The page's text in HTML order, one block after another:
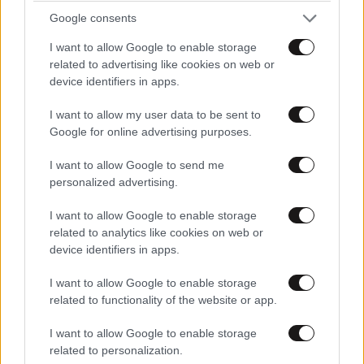
Google consents
I want to allow Google to enable storage
related to advertising like cookies on web or
device identifiers in apps.
I want to allow my user data to be sent to
Google for online advertising purposes.
I want to allow Google to send me
personalized advertising.
I want to allow Google to enable storage
related to analytics like cookies on web or
device identifiers in apps.
I want to allow Google to enable storage
related to functionality of the website or app.
I want to allow Google to enable storage
related to personalization.
ΠΡΟΣΘΕΣΤΕ ΤΟ ΣΧΟΛΙΟ ΣΑΣ
Xαρακτήρες: 0/1000
Διαβάστε και ακολουθήστε τους κανόνες σχολιασμού